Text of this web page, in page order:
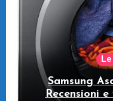
Samsung
Recensioni